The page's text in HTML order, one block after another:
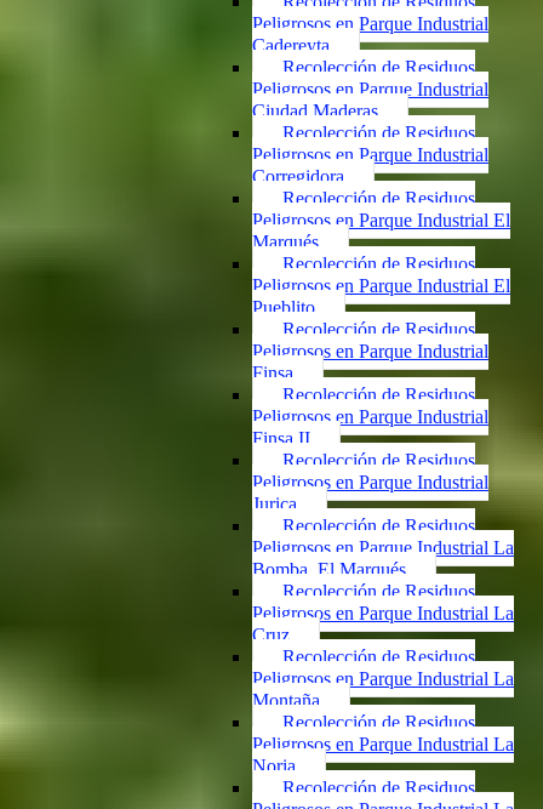
Peligrosos en Parque Industrial
Cadereyta
Recolección de Residuos
Peligrosos en Parque Industrial
Ciudad Maderas
Recolección de Residuos
Peligrosos en Parque Industrial
Corregidora
Recolección de Residuos
Peligrosos en Parque Industrial El
Marqués
Recolección de Residuos
Peligrosos en Parque Industrial El
Pueblito
Recolección de Residuos
Peligrosos en Parque Industrial
Finsa
Recolección de Residuos
Peligrosos en Parque Industrial
Finsa II
Recolección de Residuos
Peligrosos en Parque Industrial
Jurica
Recolección de Residuos
Peligrosos en Parque Industrial La
Bomba, El Marqués
Recolección de Residuos
Peligrosos en Parque Industrial La
Cruz
Recolección de Residuos
Peligrosos en Parque Industrial La
Montaña
Recolección de Residuos
Peligrosos en Parque Industrial La
Noria
Recolección de Residuos